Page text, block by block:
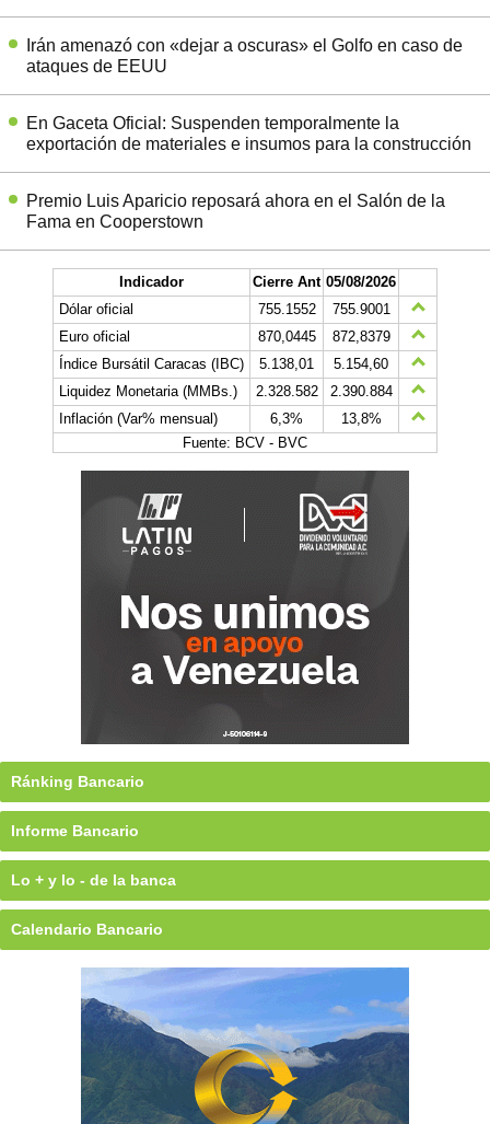
Irán amenazó con «dejar a oscuras» el Golfo en caso de
ataques de EEUU
En Gaceta Oficial: Suspenden temporalmente la
exportación de materiales e insumos para la construcción
Premio Luis Aparicio reposará ahora en el Salón de la
Fama en Cooperstown
Indicador Cierre Ant 05/08/2026
Dólar oficial
755.1552
755.9001
Euro oficial
870,0445
872,8379
Índice Bursátil Caracas (IBC)
5.138,01
5.154,60
Liquidez Monetaria (MMBs.)
2.328.582
2.390.884
Inflación (Var% mensual)
6,3%
13,8%
Fuente: BCV - BVC
Ránking Bancario
Informe Bancario
Lo + y lo - de la banca
Calendario Bancario